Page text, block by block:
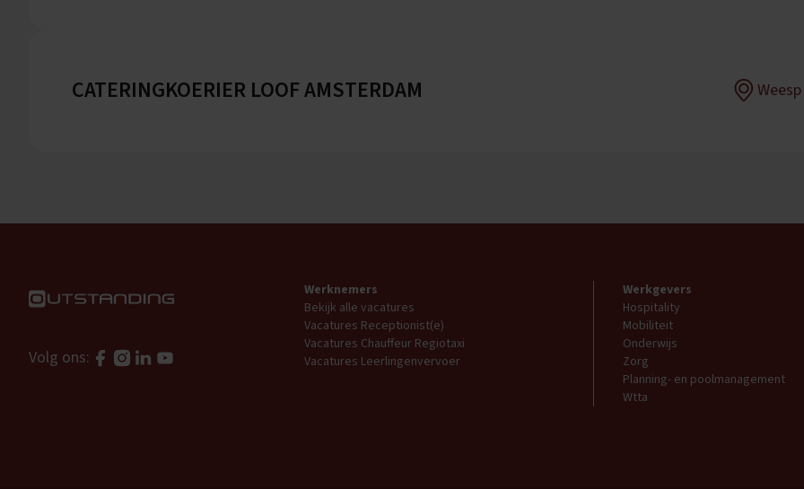
CATERINGKOERIER LOOF AMSTERDAM Weesp
Volg ons:
Werknemers
Bekijk alle vacatures
Vacatures Receptionist(e)
Vacatures Chauffeur Regiotaxi
Vacatures Leerlingenvervoer
Werkgevers
Hospitality
Mobiliteit
Onderwijs
Zorg
Planning- en poolmanagement
Wtta